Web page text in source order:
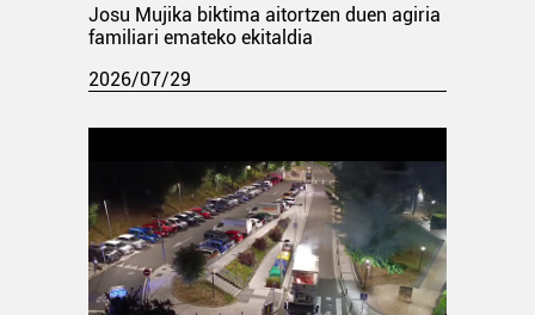
Josu Mujika biktima aitortzen duen agiria
familiari emateko ekitaldia
2026/07/29